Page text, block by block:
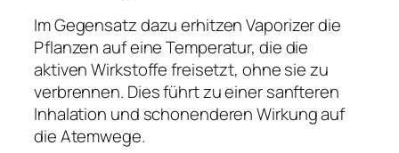
Im Gegensatz dazu erhitzen Vaporizer die
Pflanzen auf eine Temperatur, die die
aktiven Wirkstoffe freisetzt, ohne sie zu
verbrennen. Dies führt zu einer sanfteren
Inhalation und schonenderen Wirkung auf
die Atemwege.